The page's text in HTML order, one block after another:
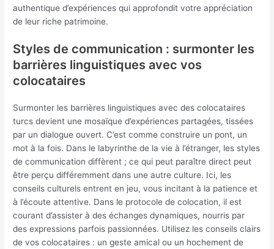
authentique d’expériences qui approfondit votre appréciation
de leur riche patrimoine.
Styles de communication : surmonter les
barrières linguistiques avec vos
colocataires
Surmonter les barrières linguistiques avec des colocataires
turcs devient une mosaïque d’expériences partagées, tissées
par un dialogue ouvert. C’est comme construire un pont, un
mot à la fois. Dans le labyrinthe de la vie à l’étranger, les styles
de communication diffèrent ; ce qui peut paraître direct peut
être perçu différemment dans une autre culture. Ici, les
conseils culturels entrent en jeu, vous incitant à la patience et
à l’écoute attentive. Dans le protocole de colocation, il est
courant d’assister à des échanges dynamiques, nourris par
des expressions parfois passionnées. Utilisez les conseils clairs
de vos colocataires : un geste amical ou un hochement de